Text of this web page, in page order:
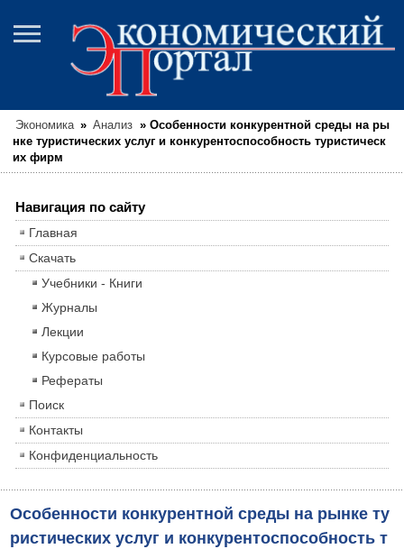
Экономика » Анализ » Особенности конкурентной среды на ры
нке туристических услуг и конкурентоспособность туристическ
их фирм
Навигация по сайту
Главная
Скачать
Учебники - Книги
Журналы
Лекции
Курсовые работы
Рефераты
Поиск
Контакты
Конфиденциальность
Особенности конкурентной среды на рынке ту
ристических услуг и конкурентоспособность т